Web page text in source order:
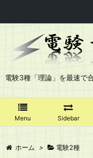
電験3種「理論」を最速で
Menu Sidebar
ホーム > 電験2種